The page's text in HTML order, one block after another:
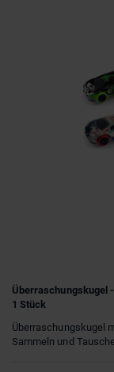
Überraschungskugel
1 Stück
Überraschungskugel
Sammeln und